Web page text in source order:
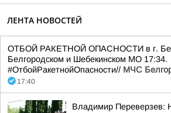
ЛЕНТА НОВОСТЕЙ
ОТБОЙ РАКЕТНОЙ ОПАСНОСТИ в г.
Белгородском и Шебекинском МО 17:34.
#ОтбойРакетнойОпасности// МЧС
17:40
Владимир Переверзев: